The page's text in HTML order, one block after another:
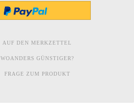
AUF DEN MERKZETTEL
WOANDERS GÜNSTIGER?
FRAGE ZUM PRODUKT